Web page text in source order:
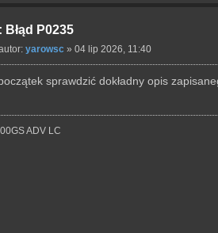
Błąd P0235
yarowsc» 04 lip 2026, 11:40
sprawdzić dokładny opis
ADV LC